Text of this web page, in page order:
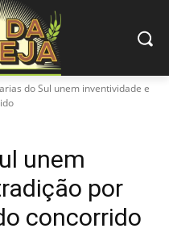
do Sul unem inventividade e
unem
por
concorrido